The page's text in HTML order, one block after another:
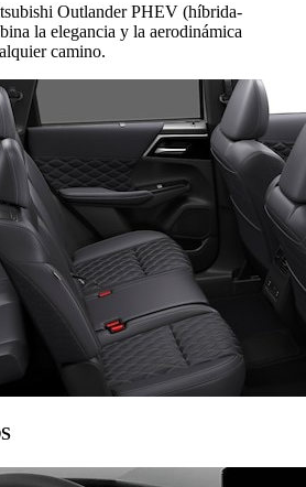
Outlander PHEV (híbrida-
la elegancia y la aerodinámica
camino.